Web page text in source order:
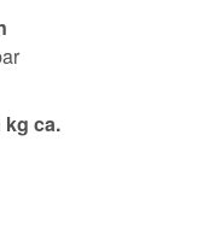
ca.